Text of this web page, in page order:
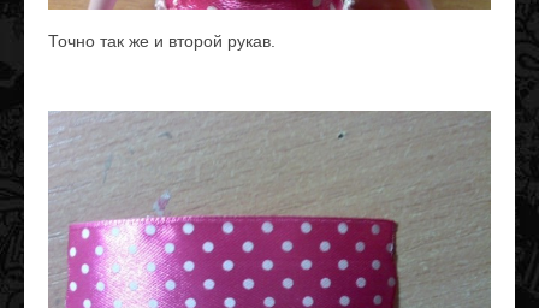
Точно так же и второй рукав.